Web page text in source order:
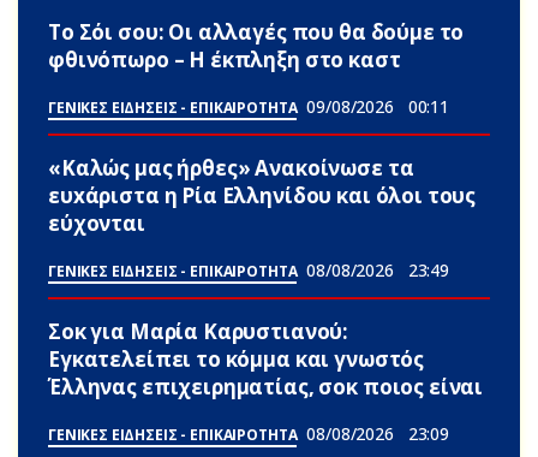
Το Σόι σου: Οι αλλαγές που θα δούμε το
φθινόπωρο – Η έκπληξη στο καστ
ΓΕΝΙΚΕΣ ΕΙΔΗΣΕΙΣ - ΕΠΙΚΑΙΡΟΤΗΤΑ 09/08/2026 00:11
«Καλώς μας ήρθες» Ανακοίνωσε τα
ευxάριστα η Ρία Ελληνίδου και όλοι τους
εύχονται
ΓΕΝΙΚΕΣ ΕΙΔΗΣΕΙΣ - ΕΠΙΚΑΙΡΟΤΗΤΑ 08/08/2026 23:49
Σoκ για Μαρία Καρυστιανού:
Εγκατελείπει το κόμμα και γνωστός
Έλληνας επιχειρηματίας, σoκ ποιος είναι
ΓΕΝΙΚΕΣ ΕΙΔΗΣΕΙΣ - ΕΠΙΚΑΙΡΟΤΗΤΑ 08/08/2026 23:09